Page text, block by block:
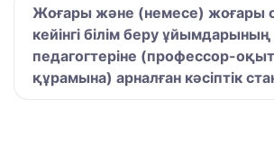
Жоғары және (немесе) жоғары
кейінгі білім беру ұйымдарының
педагогтеріне (профессор-
құрамына) арналған кәсіптік